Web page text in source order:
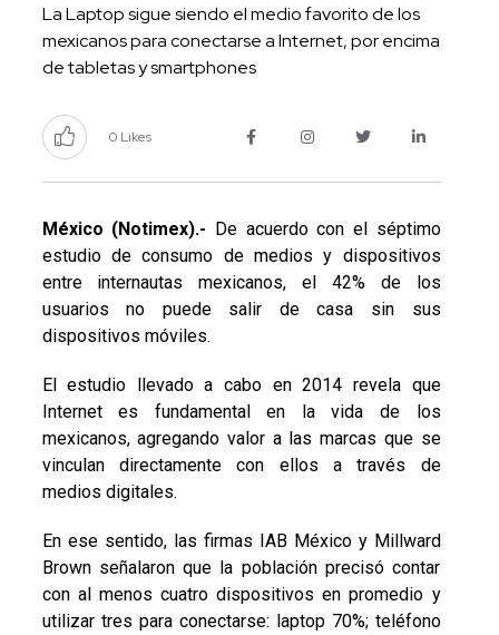
La Laptop sigue siendo el medio favorito de los
mexicanos para conectarse a Internet, por encima
de tabletas y smartphones
0 Likes
México (Notimex).- De acuerdo con el séptimo
estudio de consumo de medios y dispositivos
entre internautas mexicanos, el 42% de los
usuarios no puede salir de casa sin sus
dispositivos móviles.
El estudio llevado a cabo en 2014 revela que
Internet es fundamental en la vida de los
mexicanos, agregando valor a las marcas que se
vinculan directamente con ellos a través de
medios digitales.
En ese sentido, las firmas IAB México y Millward
Brown señalaron que la población precisó contar
con al menos cuatro dispositivos en promedio y
utilizar tres para conectarse: laptop 70%; teléfono